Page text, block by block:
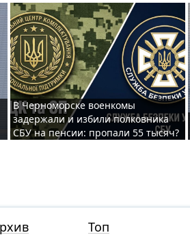
В Черноморске военкомы
задержали и избили полковника
СБУ на пенсии: пропали 55 тысяч?
Топ